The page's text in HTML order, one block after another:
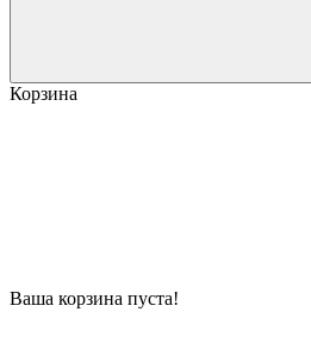
Корзина
Ваша корзина пуста!